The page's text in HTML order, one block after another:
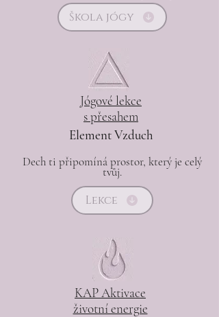
Škola jógy
​Jógové lekce
spřesahem
Element Vzduch
Dech ti připomíná prostor, který je celý
tvůj​​.
Lekce
KAP Aktivace
životní energie